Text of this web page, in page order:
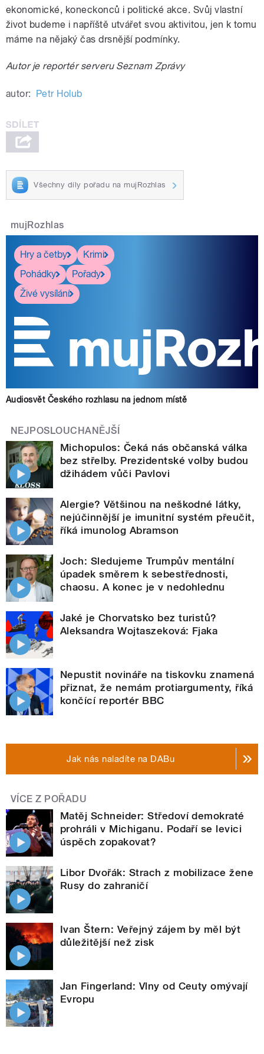
ekonomické, koneckonců i politické akce. Svůj vlastní
život budeme i napříště utvářet svou aktivitou, jen k tomu
máme na nějaký čas drsnější podmínky.
Autor je reportér serveru Seznam Zprávy
autor: Petr Holub
Všechny díly pořadu na mujRozhlas
mujRozhlas
Hry a četby
Krimi
Pohádky
Pořady
Živé vysílání
Audiosvět Českého rozhlasu na jednom místě
NEJPOSLOUCHANĚJŠÍ
Michopulos: Čeká nás občanská válka
bez střelby. Prezidentské volby budou
džihádem vůči Pavlovi
Alergie? Většinou na neškodné látky,
nejúčinnější je imunitní systém přeučit,
říká imunolog Abramson
Joch: Sledujeme Trumpův mentální
úpadek směrem k sebestřednosti,
chaosu. A konec je v nedohlednu
Jaké je Chorvatsko bez turistů?
Aleksandra Wojtaszeková: Fjaka
Nepustit novináře na tiskovku znamená
přiznat, že nemám protiargumenty, říká
končící reportér BBC
Jak nás naladíte na DABu
VÍCE Z POŘADU
Matěj Schneider: Středoví demokraté
prohráli v Michiganu. Podaří se levici
úspěch zopakovat?
Libor Dvořák: Strach z mobilizace žene
Rusy do zahraničí
Ivan Štern: Veřejný zájem by měl být
důležitější než zisk
Jan Fingerland: Vlny od Ceuty omývají
Evropu